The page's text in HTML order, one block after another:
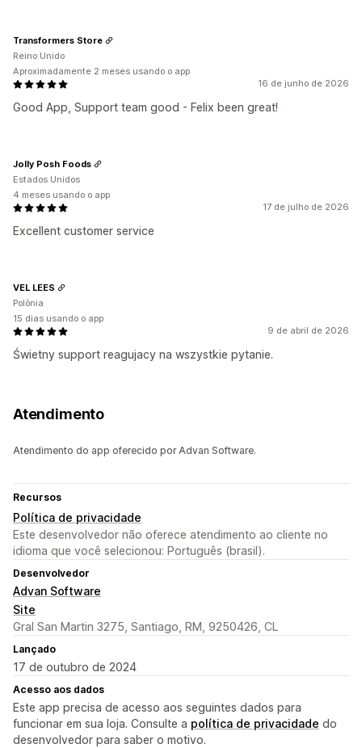
16 de junho de 2026
Good App, Support team good - Felix been great!
Transformers Store
Reino Unido
Aproximadamente 2 meses usando o app
17 de julho de 2026
Excellent customer service
Jolly Posh Foods
Estados Unidos
4 meses usando o app
9 de abril de 2026
Świetny support reagujacy na wszystkie pytanie.
VEL LEES
Polônia
15 dias usando o app
Atendimento
Atendimento do app oferecido por Advan Software.
Recursos
Política de privacidade
Este desenvolvedor não oferece atendimento ao cliente no
idioma que você selecionou: Português (brasil).
Desenvolvedor
Advan Software
Site
Gral San Martin 3275, Santiago, RM, 9250426, CL
Lançado
17 de outubro de 2024
Acesso aos dados
Este app precisa de acesso aos seguintes dados para
funcionar em sua loja. Consulte a política de privacidade do
desenvolvedor para saber o motivo.